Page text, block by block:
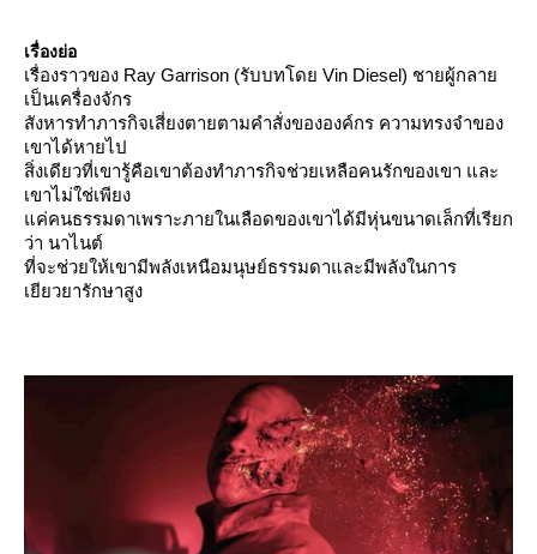
เรื่องย่อ
เรื่องราวของ Ray Garrison (รับบทโดย Vin Diesel) ชายผู้กลา
เป็นเครื่องจักร
สังหารทำภารกิจเสี่ยงตายตามคำสั่งขององค์กร ความทรงจำของ
เขาได้หายไป
สิ่งเดียวที่เขารู้คือเขาต้องทำภารกิจช่วยเหลือคนรักของเขา และ
เขาไม่ใช่เพียง
ค่คนธรรมดาเพราะภายในเลือดของเขาได้มีหุ่นขนาดเล็กที่เรียก
ว่า นาไนต์
ที่จะช่วยให้เขามีพลังเหนือมนุษย์ธรรมดาและมีพลังในการ
เยียวยารักษาสูง